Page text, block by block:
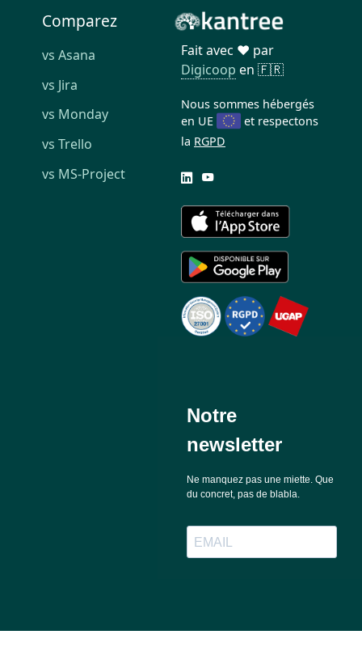
Comparez
vs Asana
vs Jira
vs Monday
vs Trello
vs MS-Project
Fait avec ❤️ par
Digicoop en 🇫🇷
Nous sommes hébergés
en UE
et respectons
la RGPD